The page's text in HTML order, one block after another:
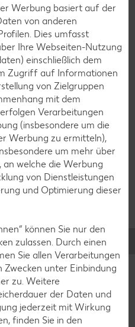
Rezepten
Werbung basiert auf der
von anderen
Dies umfasst
Ihre Webseiten-Nutzung
einschließlich dem
Zugriff auf Informationen
von Zielgruppen
mit dem
Verarbeitungen
(insbesondere um die
Werbung zu ermitteln),
um mehr über
welche die Werbung
von Dienstleistungen
und Optimierung dieser
können Sie nur den
zulassen. Durch einen
Sie allen Verarbeitungen
unter Einbindung
zu. Weitere
der Daten und
jederzeit mit Wirkung
finden Sie in den